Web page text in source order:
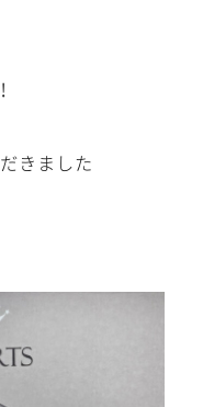
きました